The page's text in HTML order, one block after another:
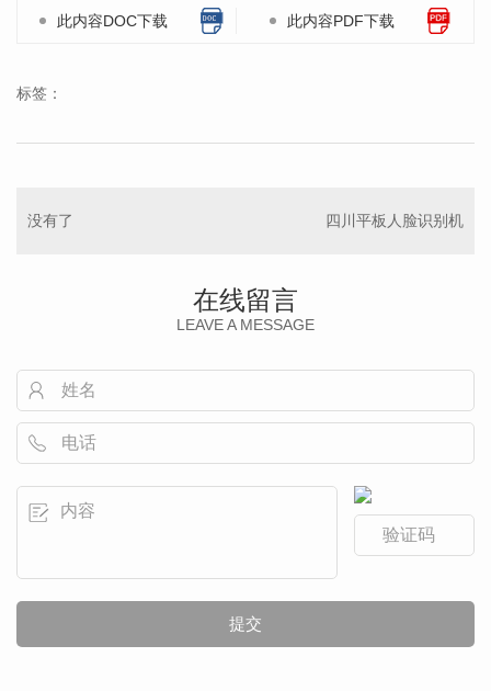
此内容DOC下载 此内容PDF下载
标签：
没有了 四川平板人脸识别机
在线留言
LEAVE A MESSAGE